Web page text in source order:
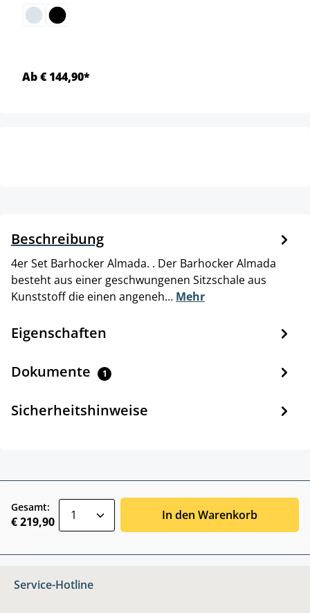
Ab € 144,90*
Beschreibung
4er Set Barhocker Almada. . Der Barhocker Almada
besteht aus einer geschwungenen Sitzschale aus
Kunststoff die einen angeneh… Mehr
Eigenschaften
Dokumente 1
Sicherheitshinweise
Gesamt:
€ 219,90 In den Warenkorb
Service-Hotline